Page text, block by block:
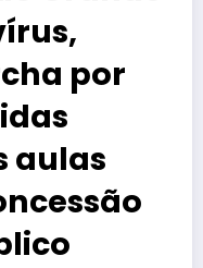
por
aulas